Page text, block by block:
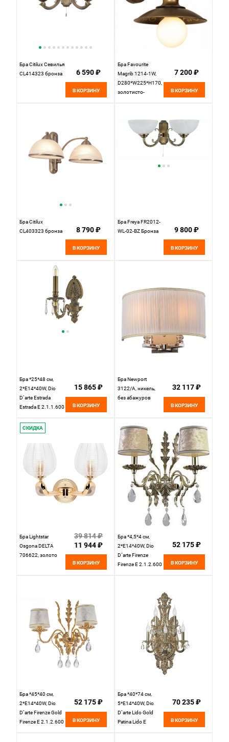
Бра Citilux Севилья
CL414323 бронза
6 590 ₽
В КОРЗИНУ
Бра Favourite
Magrib 1214-1W,
D280*W225*H170,
золотисто-
7 200 ₽
В КОРЗИНУ
Бра Citilux
CL403323 бронза
8 790 ₽
В КОРЗИНУ
Бра Freya FR2012-
WL-02-BZ Бронза
9 800 ₽
В КОРЗИНУ
Бра *25*48 см,
2*E14*40W, Dio
D`arte Estrada
Estrada E 2.1.1.600
15 865 ₽
В КОРЗИНУ
Бра Newport
3122/A, никель,
без абажуров
32 117 ₽
В КОРЗИНУ
СКИДКА
Бра Lightstar
Osgona DELTA
706622, золото
39 814 ₽
11 944 ₽
В КОРЗИНУ
Бра *4,5*4 см,
2*E14*40W, Dio
D`arte Firenze
Firenze E 2.1.2.600
52 175 ₽
В КОРЗИНУ
Бра *45*40 см,
2*E14*40W, Dio
D`arte Firenze Gold
Firenze E 2.1.2.600
52 175 ₽
В КОРЗИНУ
Бра *40*74 см,
5*E14*40W, Dio
D`arte Lido Gold
Patina Lido E
70 235 ₽
В КОРЗИНУ